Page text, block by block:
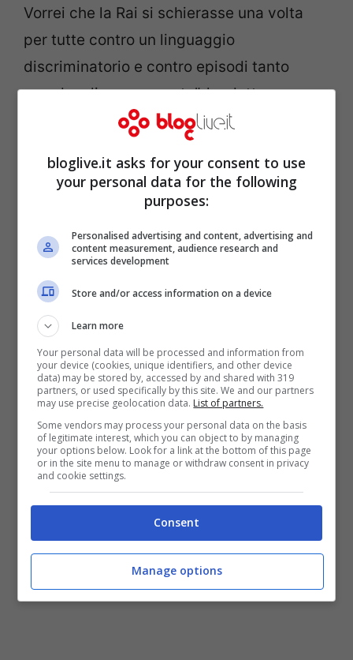
Vorrei che la Rai si schierasse una volta
per tutte contro un linguaggio
discriminatorio e contro episodi tanto
sgradevoli come questo”, ha detto
La sua richiesta, quindi, è che la Rai si
facciapromotrice di un ambiente sereno e
aperto: Luxuria, a parte questo, non ha
chiesto altro; tanto meno ha chiesto il
licenziamento della dipendente, che non
ritiene essere la misura più giusta.
bloglive.it asks for your consent to use
your personal data for the following
purposes:
Personalised advertising and content, advertising and
content measurement, audience research and
services development
Store and/or access information on a device
Learn more
Your personal data will be processed and information from
your device (cookies, unique identifiers, and other device
data) may be stored by, accessed by and shared with 319
partners, or used specifically by this site. We and our partners
may use precise geolocation data. List of partners.
Some vendors may process your personal data on the basis
of legitimate interest, which you can object to by managing
your options below. Look for a link at the bottom of this page
or in the site menu to manage or withdraw consent in privacy
and cookie settings.
Consent
Manage options